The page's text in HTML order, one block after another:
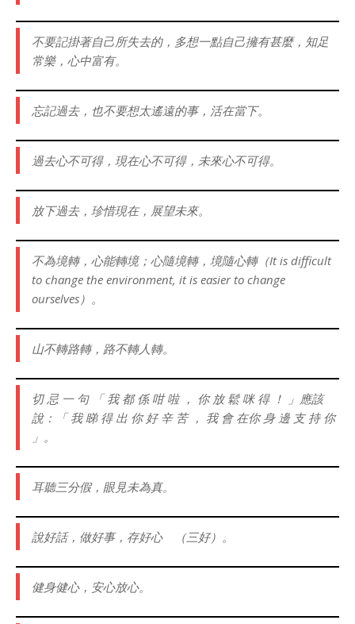
不要記掛著自己所失去的，多想一點自己擁有甚麼，知足
常樂，心中富有。
忘記過去，也不要想太遙遠的事，活在當下。
過去心不可得，現在心不可得，未來心不可得。
放下過去，珍惜現在，展望未來。
不為境轉，心能轉境；心隨境轉，境隨心轉（It is difficult
to change the environment, it is easier to change
ourselves）。
山不轉路轉，路不轉人轉。
切 忌 一 句 「 我 都 係 咁 啦 ， 你 放 鬆 咪 得 ！ 」應該
說：「 我 睇 得 出 你 好 辛 苦 ， 我 會 在你 身 邊 支 持 你
」。
耳聽三分假，眼見未為真。
說好話，做好事，存好心 （三好）。
健身健心，安心放心。